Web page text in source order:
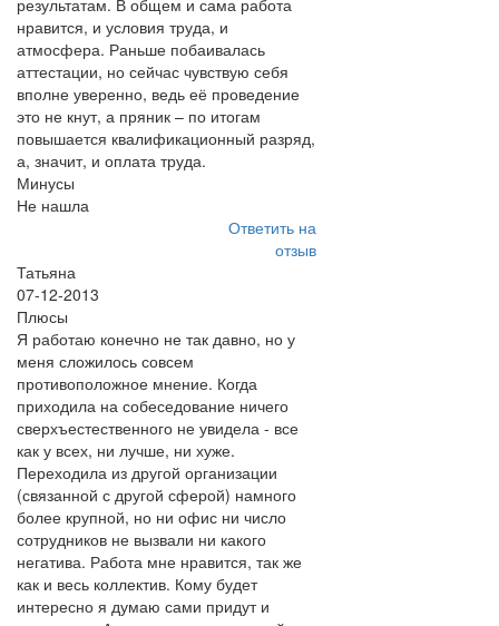
результатам. В общем и сама работа
нравится, и условия труда, и
атмосфера. Раньше побаивалась
аттестации, но сейчас чувствую себя
вполне уверенно, ведь её проведение
это не кнут, а пряник – по итогам
повышается квалификационный разряд,
а, значит, и оплата труда.
Минусы
Не нашла
Ответить на
отзыв
Татьяна
07-12-2013
Плюсы
Я работаю конечно не так давно, но у
меня сложилось совсем
противоположное мнение. Когда
приходила на собеседование ничего
сверхъестественного не увидела - все
как у всех, ни лучше, ни хуже.
Переходила из другой организации
(связанной с другой сферой) намного
более крупной, но ни офис ни число
сотрудников не вызвали ни какого
негатива. Работа мне нравится, так же
как и весь коллектив. Кому будет
интересно я думаю сами придут и